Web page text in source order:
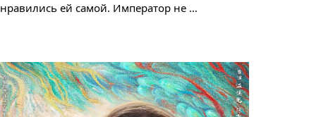
нравились ей самой. Император не …